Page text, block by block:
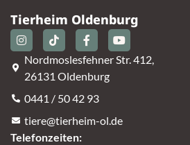
Tierheim Oldenburg
Nordmoslesfehner Str. 412,
26131 Oldenburg
0441 / 50 42 93
tiere@tierheim-ol.de
Telefonzeiten: